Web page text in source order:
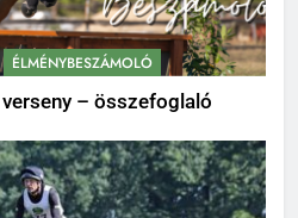
ÉLMÉNYBESZÁMOLÓ
– összefoglaló